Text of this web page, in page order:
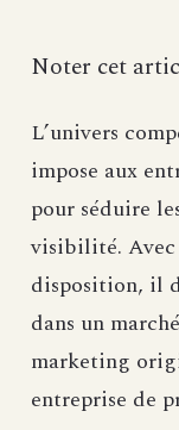
Noter cet
L’univers
impose aux
pour séduire
visibilité. Avec
disposition, il
dans un
marketing
entreprise de